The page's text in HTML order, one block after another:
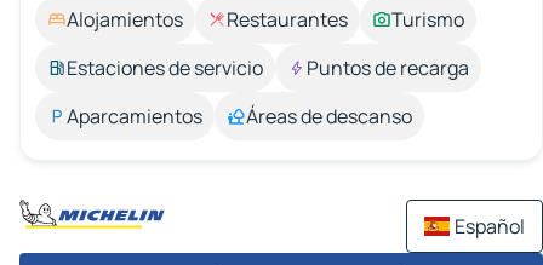
Alojamientos Restaurantes
Turismo
Estaciones de servicio
Puntos de recarga
Aparcamientos
Áreas de descanso
Español